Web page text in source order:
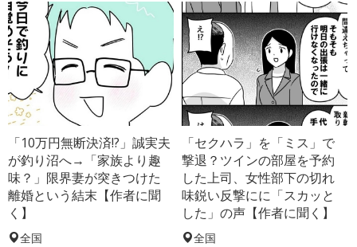
「10万円無断決済!?」誠実夫
が釣り沼へ→「家族より趣
味？」限界妻が突きつけた
離婚という結末【作者に聞
く】
全国
「セクハラ」を「ミス」で
撃退？ツインの部屋を予約
した上司、女性部下の切れ
味鋭い反撃にに「スカッと
した」の声【作者に聞く】
全国